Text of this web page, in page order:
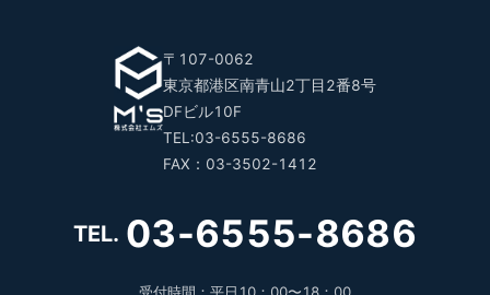
〒107-0062
東京都港区南青山2丁目2番8号
DFビル10F
TEL:03-6555-8686
FAX：03-3502-1412
TEL. 03-6555-8686